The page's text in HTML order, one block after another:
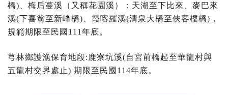
橋)、梅后蔓溪（又稱花園溪）：天湖至下比來、麥巴來
溪(下喜翁至新峰橋)、霞喀羅溪(清泉大橋至俠客樓橋)，
規範期限至民國111年底。
芎林鄉護漁保育地段:鹿寮坑溪(自宮前橋起至華龍村與
五龍村交界處止) 期限至民國114年底。